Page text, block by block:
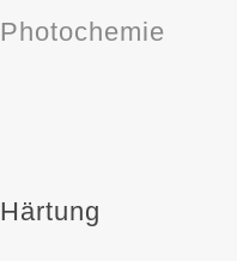
Photochemie
Härtung